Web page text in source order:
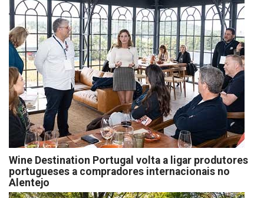
Wine Destination Portugal volta a ligar produtores
portugueses a compradores internacionais no
Alentejo